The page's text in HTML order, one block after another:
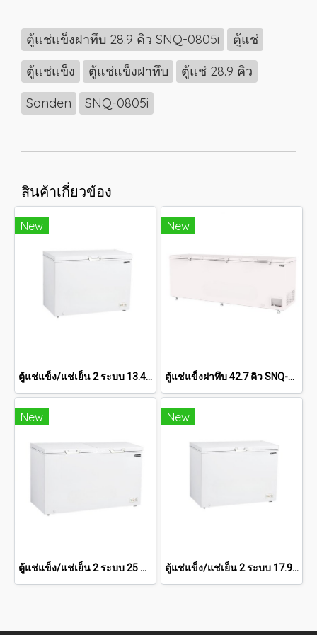
ตู้แช่แข็งฝาทึบ 28.9 คิว SNQ-0805i
ตู้แช่
ตู้แช่แข็ง
ตู้แช่แข็งฝาทึบ
ตู้แช่ 28.9 คิว
Sanden
SNQ-0805i
สินค้าเกี่ยวข้อง
New
ตู้แช่แข็ง/แช่เย็น 2 ระบบ 13.4 คิว SCF-0465
New
ตู้แช่แข็งฝาทึบ 42.7 คิว SNQ-1305
New
ตู้แช่แข็ง/แช่เย็น 2 ระบบ 25 คิว SCF-0765
New
ตู้แช่แข็ง/แช่เย็น 2 ระบบ 17.9 คิว SCF-0615